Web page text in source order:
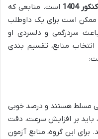
1404
است. منابعی که
است برای یک داوطلب
سردرگمی و دلسردی او
منابع، تقسیم بندی
مسلط هستند و درصد خوبی
بر افزایش سرعت، دقت
این گروه، منابع آزمون